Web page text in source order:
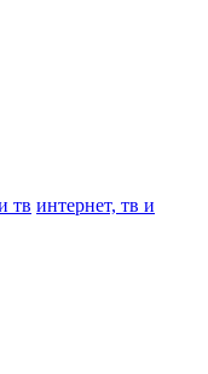
тв интернет, тв и